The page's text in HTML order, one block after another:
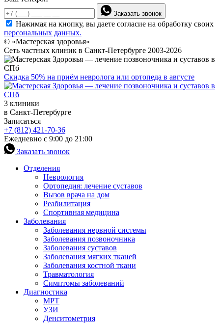
Заказать звонок
Нажимая на кнопку, вы даете согласие на обработку своих
персональных данных.
© «Мастерская здоровья»
Сеть частных клиник в Санкт-Петербурге 2003-2026
Скидка 50% на приём невролога или ортопеда в августе
3 клиники
в Санкт-Петербурге
Записаться
+7 (812) 421-70-36
Ежедневно с 9:00 до 21:00
Заказать звонок
Отделения
Неврология
Ортопедия: лечение суставов
Вызов врача на дом
Реабилитация
Спортивная медицина
Заболевания
Заболевания нервной системы
Заболевания позвоночника
Заболевания суставов
Заболевания мягких тканей
Заболевания костной ткани
Травматология
Симптомы заболеваний
Диагностика
МРТ
УЗИ
Денситометрия